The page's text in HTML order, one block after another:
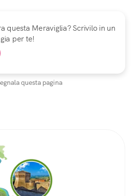
questa Meraviglia? Scrivilo in un
per te!
questa pagina